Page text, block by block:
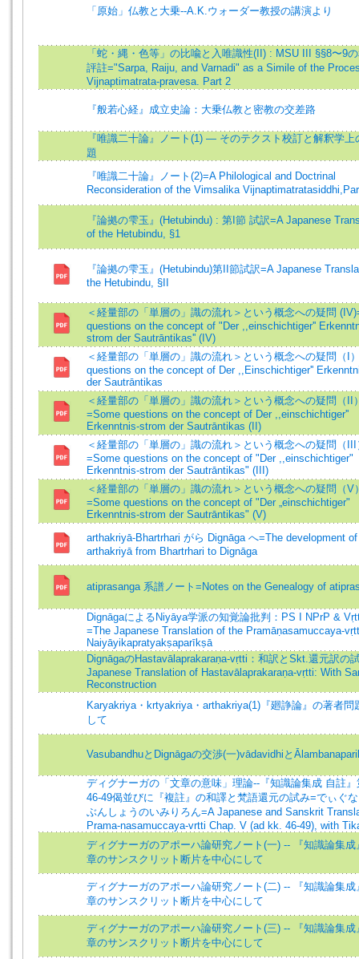
「原始」仏教と大乗--A.K.ウォーダー教授の講演より
「蛇・縄・色等」の比喩と入唯識性(II) : MSU III §§8〜9
評註="Sarpa, Raiju, and Varnadi" as a Simile of the
Vijnaptimatrata-pravesa. Part 2
『般若心経』成立史論：大乗仏教と密教の交差路
『唯識二十論』ノート(1) — そのテクスト校訂と解釈学上
題
『唯識二十論』ノート(2)=A Philological and Doctrinal
Reconsideration of the Vimsalika
『論拠の雫玉』(Hetubindu) : 第I節 試訳=A Japanese
of the Hetubindu, §1
『論拠の雫玉』(Hetubindu)第II節試訳=A Japanese
the Hetubindu, §II
＜経量部の「単層の」識の流れ＞という概念への疑問
questions on the concept of "Der ,,einschichtiger''
strom der Sautrāntikas'' (IV)
＜経量部の「単層の」識の流れ＞という概念への疑問（I
questions on the concept of Der ,,Einschichtiger''
der Sautrāntikas
＜経量部の「単層の」識の流れ＞という概念への疑問（II
=Some questions on the concept of Der ,,einschichtiger''
Erkenntnis-strom der Sautrāntikas (II)
＜経量部の「単層の」識の流れ＞という概念への疑問（III
=Some questions on the concept of "Der ,,einschichtiger"
Erkenntnis-strom der Sautrāntikas" (III)
＜経量部の「単層の」識の流れ＞という概念への疑問（V
=Some questions on the concept of "Der „einschichtiger"
Erkenntnis-strom der Sautrāntikas" (V)
arthakriyā-Bhartrhari がら Dignāga へ=The development of
arthakriyā from Bhartrhari to Dignāga
atiprasanga 系譜ノート=Notes on the Genealogy of
DignāgaによるNiyāya学派の知覚論批判：PS I NPrP &
=The Japanese Translation of the Pramāṇasamuccaya-
Naiyāyikapratyakṣaparīkṣā
DignāgaのHastavālaprakaraṇa-vṛtti：和訳とSkt.還元訳の
Japanese Translation of Hastavālaprakaraṇa-vṛtti: With
Reconstruction
Karyakriya・krtyakriya・arthakriya(1)『廻諍論』の著者問
して
VasubandhuとDignāgaの交渉(一)vādavidhiと
ディグナーガの「文章の意味」理論--『知識論集成 自註
46-49偈並びに『複註』の和譯と梵語還元の試み=でぃぐ
ぶんしょうのいみりろん=A Japanese and Sanskrit
Prama-nasamuccaya-vrtti Chap. V (ad kk. 46-49), with
ディグナーガのアポーハ論研究ノート(一) -- 『知識論集成
章のサンスクリット断片を中心にして
ディグナーガのアポーハ論研究ノート(二) -- 『知識論集成
章のサンスクリット断片を中心にして
ディグナーガのアポーハ論研究ノート(三) -- 『知識論集成
章のサンスクリット断片を中心にして